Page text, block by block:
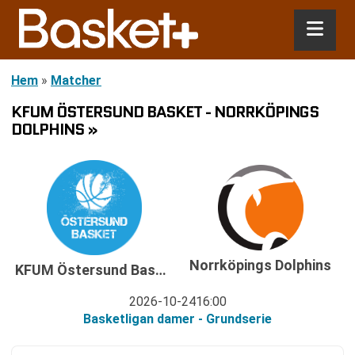
Hem » Matcher
KFUM ÖSTERSUND BASKET - NORRKÖPINGS
DOLPHINS »
KFUM Östersund Basket
2026-10-2416:00
Basketligan damer - Grundserie
Norrköpings Dolphins